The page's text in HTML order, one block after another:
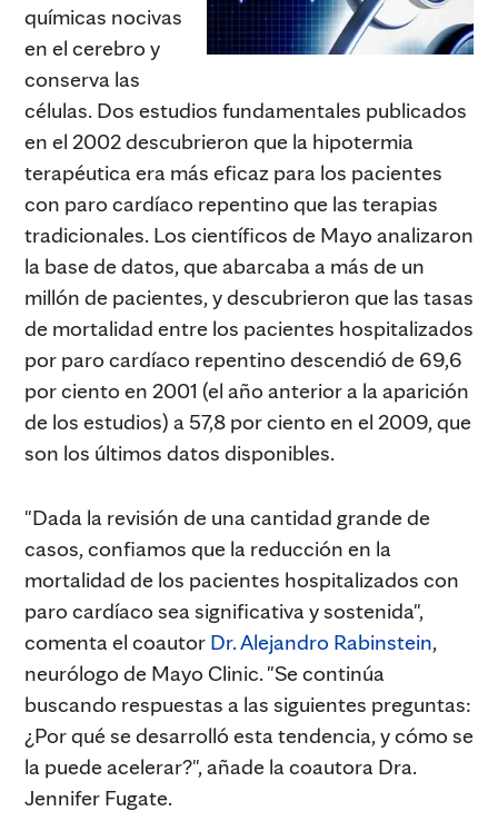
químicas nocivas
en el cerebro y
conserva las
células. Dos estudios fundamentales publicados
en el 2002 descubrieron que la hipotermia
terapéutica era más eficaz para los pacientes
con paro cardíaco repentino que las terapias
tradicionales. Los científicos de Mayo analizaron
la base de datos, que abarcaba a más de un
millón de pacientes, y descubrieron que las tasas
de mortalidad entre los pacientes hospitalizados
por paro cardíaco repentino descendió de 69,6
por ciento en 2001 (el año anterior a la aparición
de los estudios) a 57,8 por ciento en el 2009, que
son los últimos datos disponibles.
"Dada la revisión de una cantidad grande de
casos, confiamos que la reducción en la
mortalidad de los pacientes hospitalizados con
paro cardíaco sea significativa y sostenida",
comenta el coautor Dr. Alejandro Rabinstein,
neurólogo de Mayo Clinic. "Se continúa
buscando respuestas a las siguientes preguntas:
¿Por qué se desarrolló esta tendencia, y cómo se
la puede acelerar?", añade la coautora Dra.
Jennifer Fugate.